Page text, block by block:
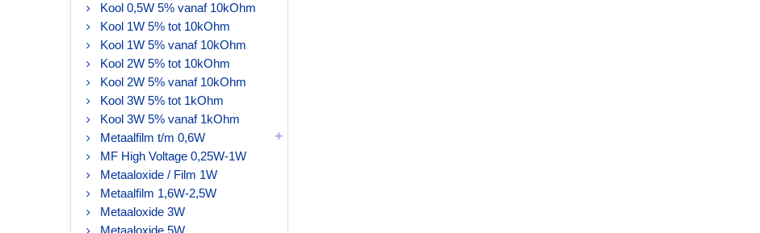
Kool 0,5W 5% vanaf 10kOhm
Kool 1W 5% tot 10kOhm
Kool 1W 5% vanaf 10kOhm
Kool 2W 5% tot 10kOhm
Kool 2W 5% vanaf 10kOhm
Kool 3W 5% tot 1kOhm
Kool 3W 5% vanaf 1kOhm
Metaalfilm t/m 0,6W
MF High Voltage 0,25W-1W
Metaaloxide / Film 1W
Metaalfilm 1,6W-2,5W
Metaaloxide 3W
Metaaloxide 5W